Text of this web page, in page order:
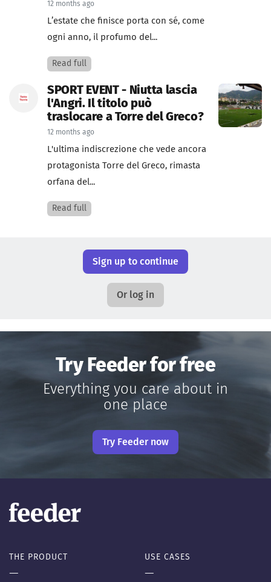
12 months ago
L’estate che finisce porta con sé, come
ogni anno, il profumo del...
Read full
SPORT EVENT - Niutta lascia
l'Angri. Il titolo può
traslocare a Torre del Greco?
12 months ago
L'ultima indiscrezione che vede ancora
protagonista Torre del Greco, rimasta
orfana del...
Read full
Sign up to continue
Or log in
Try Feeder for free
Everything you care about in
one place
Try Feeder now
THE PRODUCT
—
USE CASES
—